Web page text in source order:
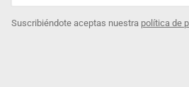
Suscribiéndote aceptas nuestra política de